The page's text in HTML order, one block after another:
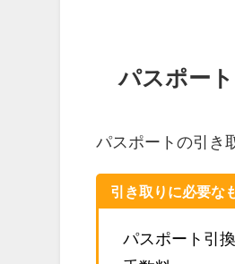
パスポー
パスポートの引き
引き取りに必要な
パスポート引